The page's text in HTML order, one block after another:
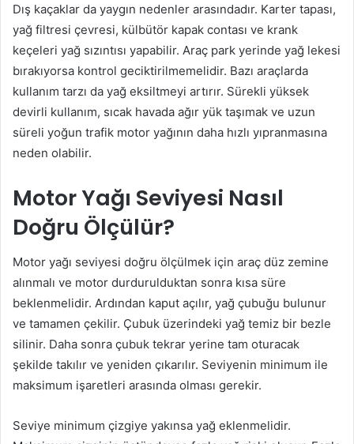
Dış kaçaklar da yaygın nedenler arasındadır. Karter tapası,
yağ filtresi çevresi, külbütör kapak contası ve krank
keçeleri yağ sızıntısı yapabilir. Araç park yerinde yağ lekesi
bırakıyorsa kontrol geciktirilmemelidir. Bazı araçlarda
kullanım tarzı da yağ eksiltmeyi artırır. Sürekli yüksek
devirli kullanım, sıcak havada ağır yük taşımak ve uzun
süreli yoğun trafik motor yağının daha hızlı yıpranmasına
neden olabilir.
Motor Yağı Seviyesi Nasıl
Doğru Ölçülür?
Motor yağı seviyesi doğru ölçülmek için araç düz zemine
alınmalı ve motor durdurulduktan sonra kısa süre
beklenmelidir. Ardından kaput açılır, yağ çubuğu bulunur
ve tamamen çekilir. Çubuk üzerindeki yağ temiz bir bezle
silinir. Daha sonra çubuk tekrar yerine tam oturacak
şekilde takılır ve yeniden çıkarılır. Seviyenin minimum ile
maksimum işaretleri arasında olması gerekir.
Seviye minimum çizgiye yakınsa yağ eklenmelidir.